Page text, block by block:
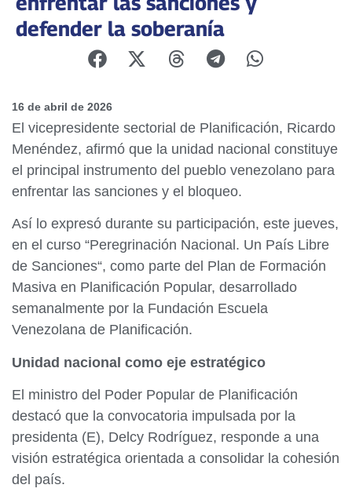
defender la soberanía
16 de abril de 2026
El vicepresidente sectorial de Planificación, Ricardo
Menéndez, afirmó que la unidad nacional constituye
el principal instrumento del pueblo venezolano para
enfrentar las sanciones y el bloqueo.
Así lo expresó durante su participación, este jueves,
en el curso “Peregrinación Nacional. Un País Libre
de Sanciones“, como parte del Plan de Formación
Masiva en Planificación Popular, desarrollado
semanalmente por la Fundación Escuela
Venezolana de Planificación.
Unidad nacional como eje estratégico
El ministro del Poder Popular de Planificación
destacó que la convocatoria impulsada por la
presidenta (E), Delcy Rodríguez, responde a una
visión estratégica orientada a consolidar la cohesión
del país.